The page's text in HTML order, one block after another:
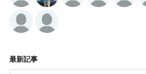
最新記事